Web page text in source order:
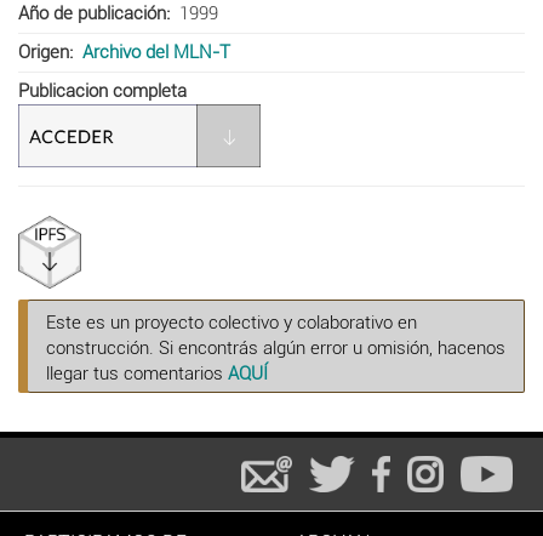
Año de publicación
1999
Origen
Archivo del MLN-T
Publicacion completa
Este es un proyecto colectivo y colaborativo en
construcción. Si encontrás algún error u omisión, hacenos
llegar tus comentarios AQUÍ